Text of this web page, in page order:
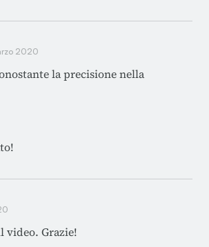
2020
la precisione nella
video. Grazie!